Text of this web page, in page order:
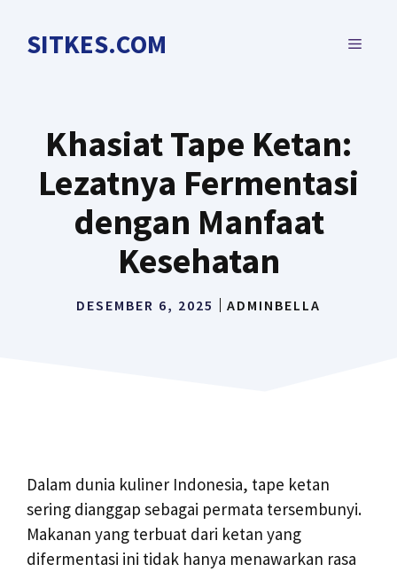
SITKES.COM MENU
Khasiat Tape Ketan:
Lezatnya Fermentasi
dengan Manfaat
Kesehatan
DESEMBER 6, 2025 ADMINBELLA
Dalam dunia kuliner Indonesia, tape ketan
sering dianggap sebagai permata tersembunyi.
Makanan yang terbuat dari ketan yang
difermentasi ini tidak hanya menawarkan rasa